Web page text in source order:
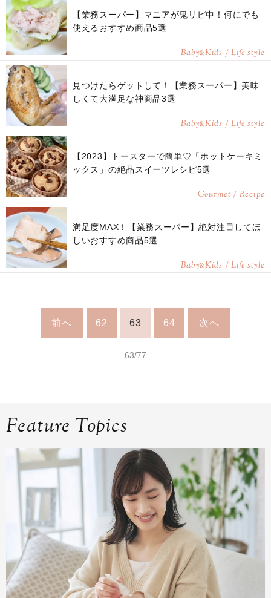
【業務スーパー】マニアが鬼リピ中！何にでも
使えるおすすめ商品5選
Baby&Kids / Life style
見つけたらゲットして！【業務スーパー】美味
しくて大満足な神商品3選
Baby&Kids / Life style
【2023】トースターで簡単♡「ホットケーキミ
ックス」の絶品スイーツレシピ5選
Gourmet / Recipe
満足度MAX！【業務スーパー】絶対注目してほ
しいおすすめ商品5選
Baby&Kids / Life style
前へ 62 63 64 次へ
63/77
Feature Topics